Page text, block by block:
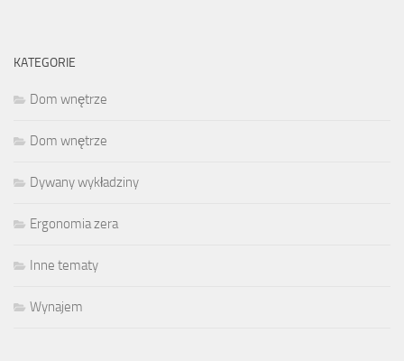
KATEGORIE
Dom wnętrze
Dom wnętrze
Dywany wykładziny
Ergonomia zera
Inne tematy
Wynajem